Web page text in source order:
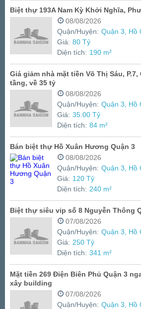
Biệt thự 193A Nam Kỳ Khởi Nghĩa,
08/08/2026
Quận/Huyện: Quận 3, Hồ
Giá: 80 Tỷ
Diện tích: 190 m²
Giá giảm nhà mặt tiền Võ Thị Sáu, P.7,
tầng, về 35 tỷ
08/08/2026
Quận/Huyện: Quận 3, Hồ
Giá: 35.00 Tỷ
Diện tích: 84 m²
Bán biệt thự Hồ Xuân Hương Quận 3
08/08/2026
Quận/Huyện: Quận 3, Hồ
Giá: 120 Tỷ
Diện tích: 240 m²
Biệt thự siêu vip số 8 Nguyễn Thông
07/08/2026
Quận/Huyện: Quận 3, Hồ
Giá: 250 Tỷ
Diện tích: 341 m²
Mặt tiền 269 Điện Biên Phủ Quận 3
xây building
07/08/2026
Quận/Huyện: Quận 3, Hồ